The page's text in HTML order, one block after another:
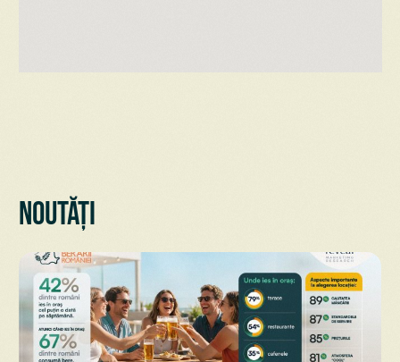
Noutăți